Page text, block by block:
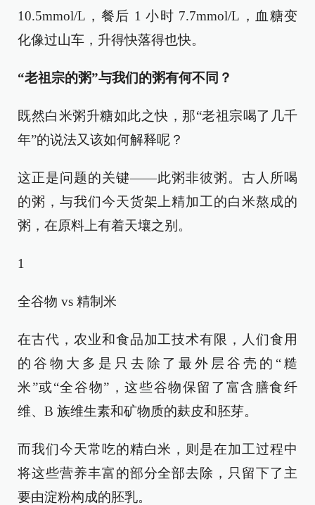
10.5mmol/L，餐后 1 小时 7.7mmol/L，血糖变
化像过山车，升得快落得也快。
“老祖宗的粥”与我们的粥有何不同？
既然白米粥升糖如此之快，那“老祖宗喝了几千
年”的说法又该如何解释呢？
这正是问题的关键——此粥非彼粥。古人所喝
的粥，与我们今天货架上精加工的白米熬成的
粥，在原料上有着天壤之别。
1
全谷物 vs 精制米
在古代，农业和食品加工技术有限，人们食用
的谷物大多是只去除了最外层谷壳的“糙
米”或“全谷物”，这些谷物保留了富含膳食纤
维、B 族维生素和矿物质的麸皮和胚芽。
而我们今天常吃的精白米，则是在加工过程中
将这些营养丰富的部分全部去除，只留下了主
要由淀粉构成的胚乳。